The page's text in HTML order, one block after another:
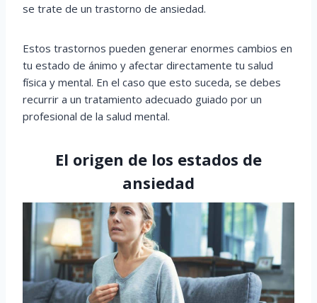
se trate de un trastorno de ansiedad.
Estos trastornos pueden generar enormes cambios en
tu estado de ánimo y afectar directamente tu salud
física y mental. En el caso que esto suceda, se debes
recurrir a un tratamiento adecuado guiado por un
profesional de la salud mental.
El origen de los estados de
ansiedad